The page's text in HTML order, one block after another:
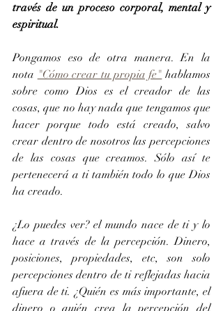
través de un proceso corporal, mental y
espiritual.
Pongamos eso de otra manera. En la
nota "Cómo crear tu propia fe" hablamos
sobre como Dios es el creador de las
cosas, que no hay nada que tengamos que
hacer porque todo está creado, salvo
crear dentro de nosotros las percepciones
de las cosas que creamos. Sólo así te
pertenecerá a ti también todo lo que Dios
ha creado.
¿Lo puedes ver? el mundo nace de ti y lo
hace a través de la percepción. Dinero,
posiciones, propiedades, etc, son solo
percepciones dentro de ti reflejadas hacia
afuera de ti. ¿Quién es más importante, el